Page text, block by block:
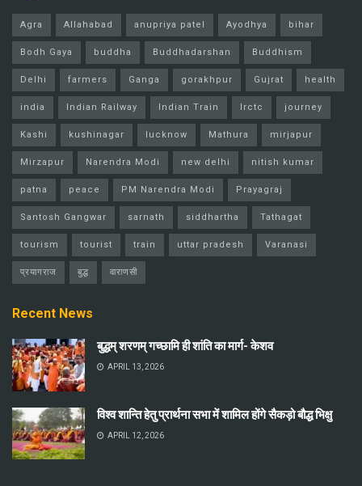
Agra Allahabad anupriya patel Ayodhya bihar
Bodh Gaya buddha Buddhadarshan Buddhism
Delhi farmers Ganga gorakhpur Gujrat health
india Indian Railway Indian Train Irctc journey
Kashi kushinagar lucknow Mathura mirjapur
Mirzapur Narendra Modi new delhi nitish kumar
patna peace PM Narendra Modi Prayagraj
Santosh Gangwar sarnath siddhartha Tathagat
tourism tourist train uttar pradesh Varanasi
प्रयागराज बुद्ध वाराणसी
Recent News
बुद्धम् शरणम् गच्छामि ही शांति का मार्ग- केशव
APRIL 13, 2026
विश्व शान्ति हेतु प्रार्थना सभा में शामिल होंगे सैकड़ो बौद्ध भिक्षु
APRIL 12, 2026